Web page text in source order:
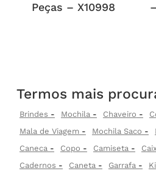
Peças – X10998
Termos mais
Brindes Mochila Chaveiro
Mala de Viagem
Mochila Saco
Caneca
Copo Camiseta
Cadernos
Caneta Garrafa